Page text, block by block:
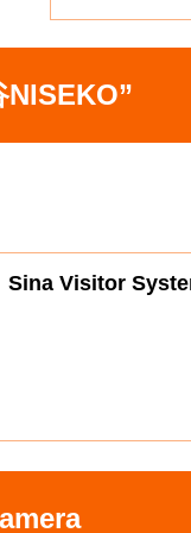
NISEKO”
Sina Visitor